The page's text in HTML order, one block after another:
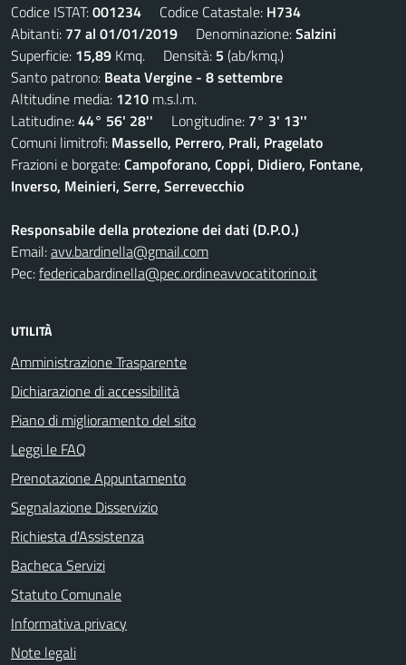
Codice ISTAT:001234 Codice Catastale: H734
Abitanti: 77 al 01/01/2019 Denominazione:Salzini
Superficie: 15,89 Kmq. Densità: 5 (ab/kmq.)
Santo patrono: Beata Vergine - 8 settembre
Altitudine media: 1210 m.s.l.m.
Latitudine:44° 56' 28'' Longitudine: 7° 3' 13''
Comuni limitrofi: Massello, Perrero, Prali, Pragelato
Frazioni e borgate:Campoforano, Coppi, Didiero, Fontane,
Inverso, Meinieri, Serre, Serrevecchio
Responsabile della protezione dei dati (D.P.O.)
Email:avv.bardinella@gmail.com
Pec:federicabardinella@pec.ordineavvocatitorino.it
UTILITÀ
Amministrazione Trasparente
Dichiarazione di accessibilità
Piano di miglioramento del sito
Leggi le FAQ
Prenotazione Appuntamento
Segnalazione Disservizio
Richiesta d'Assistenza
Bacheca Servizi
Statuto Comunale
Informativa privacy
Note legali